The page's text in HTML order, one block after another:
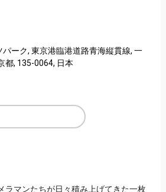
ーク, 東京港臨港道路青海縦貫線, 一
都, 135-0064, 日本
ラマンたちが日々積み上げてきた一枚